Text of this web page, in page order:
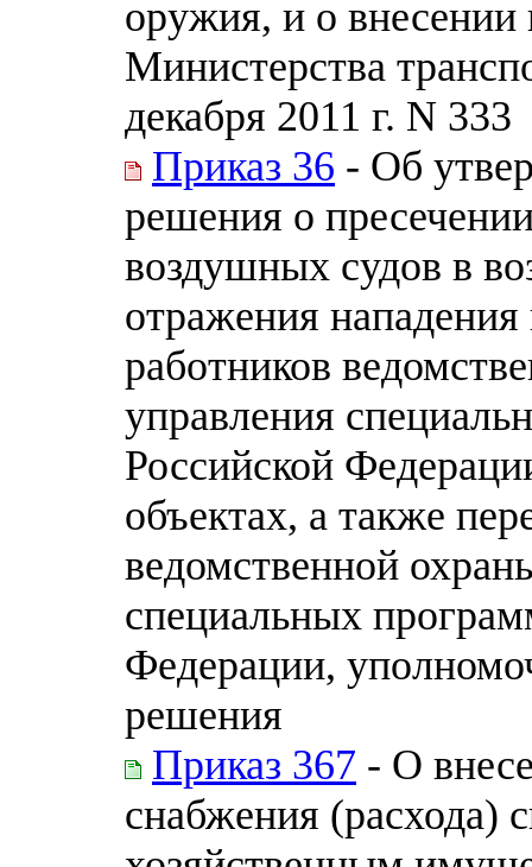
оружия, и о внесении
Министерства
декабря 2011 г. N 333
Приказ 36 - Об
решения о
воздушных судов в
отражения
работников
управления
Российской
объектах, а также
ведомственной
специальных
Федерации,
решения
Приказ 367 - О
снабжения (расхода)